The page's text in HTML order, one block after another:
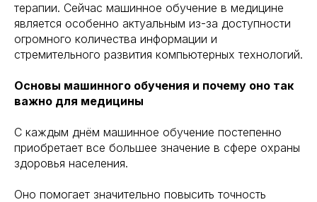
терапии. Сейчас машинное обучение в медицине
является особенно актуальным из-за доступности
огромного количества информации и
стремительного развития компьютерных технологий.
Основы машинного обучения и почему оно так
важно для медицины
С каждым днём машинное обучение постепенно
приобретает все большее значение в сфере охраны
здоровья населения.
Оно помогает значительно повысить точность